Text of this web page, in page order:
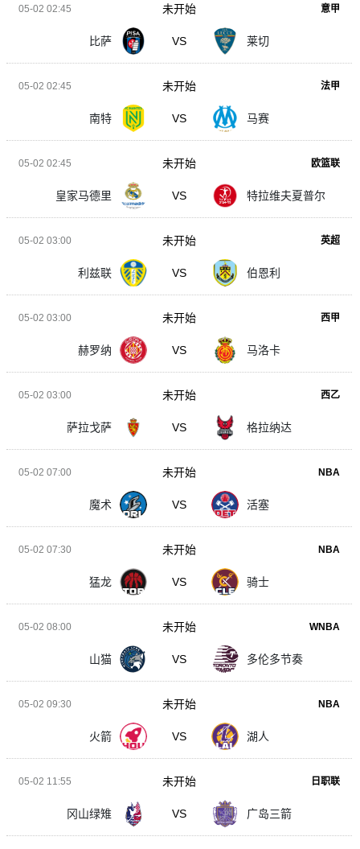
05-02 02:45 意甲
比萨 VS 莱切
未开始
05-02 02:45 法甲
南特 VS 马赛
未开始
05-02 02:45 欧篮联
皇家马德里 VS 特拉维夫夏普尔
未开始
05-02 03:00 英超
利兹联 VS 伯恩利
未开始
05-02 03:00 西甲
赫罗纳 VS 马洛卡
未开始
05-02 03:00 西乙
萨拉戈萨 VS 格拉纳达
未开始
05-02 07:00 NBA
魔术 VS 活塞
未开始
05-02 07:30 NBA
猛龙 VS 骑士
未开始
05-02 08:00 WNBA
山猫 VS 多伦多节奏
未开始
05-02 09:30 NBA
火箭 VS 湖人
未开始
05-02 11:55 日职联
冈山绿雉 VS 广岛三箭
未开始